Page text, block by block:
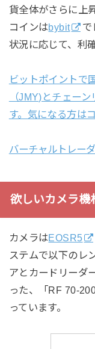
貨全体がさらに上
コインはbybit
で
状況に応じて、利
ビットポイントで
（JMY)とチェー
す。気になる方は
バーチャルトレー
欲しいカメラ機
カメラはEOSR5
ステムで以下のレ
アとカードリーダ
った、「RF 70-
っています。